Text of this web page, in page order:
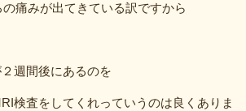
痛みが出てきている訳ですから
週間後にあるのを
検査をしてくれっていうのは良くありま